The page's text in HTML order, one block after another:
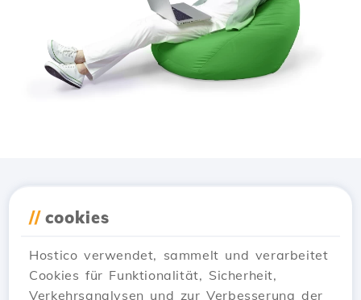
// cookies
Hostico verwendet, sammelt und verarbeitet
Cookies für Funktionalität, Sicherheit,
Verkehrsanalysen und zur Verbesserung der